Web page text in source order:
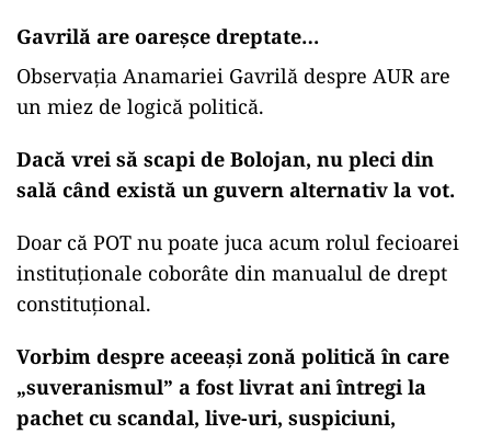
Gavrilă are oareșce dreptate…
Observația Anamariei Gavrilă despre AUR are
un miez de logică politică.
Dacă vrei să scapi de Bolojan, nu pleci din
sală când există un guvern alternativ la vot.
Doar că POT nu poate juca acum rolul fecioarei
instituționale coborâte din manualul de drept
constituțional.
Vorbim despre aceeași zonă politică în care
„suveranismul” a fost livrat ani întregi la
pachet cu scandal, live-uri, suspiciuni,